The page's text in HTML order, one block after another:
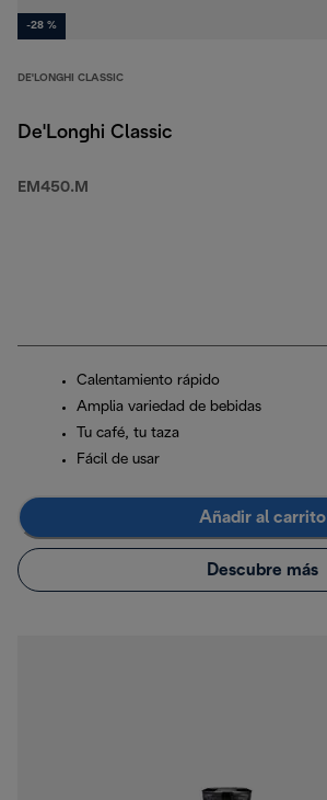
-28 %
DE'LONGHI CLASSIC
De'Longhi Classic
EM450.M
Calentamiento rápido
Amplia variedad de bebidas
Tu café, tu taza
Fácil de usar
Añadir al carrito
Descubre más